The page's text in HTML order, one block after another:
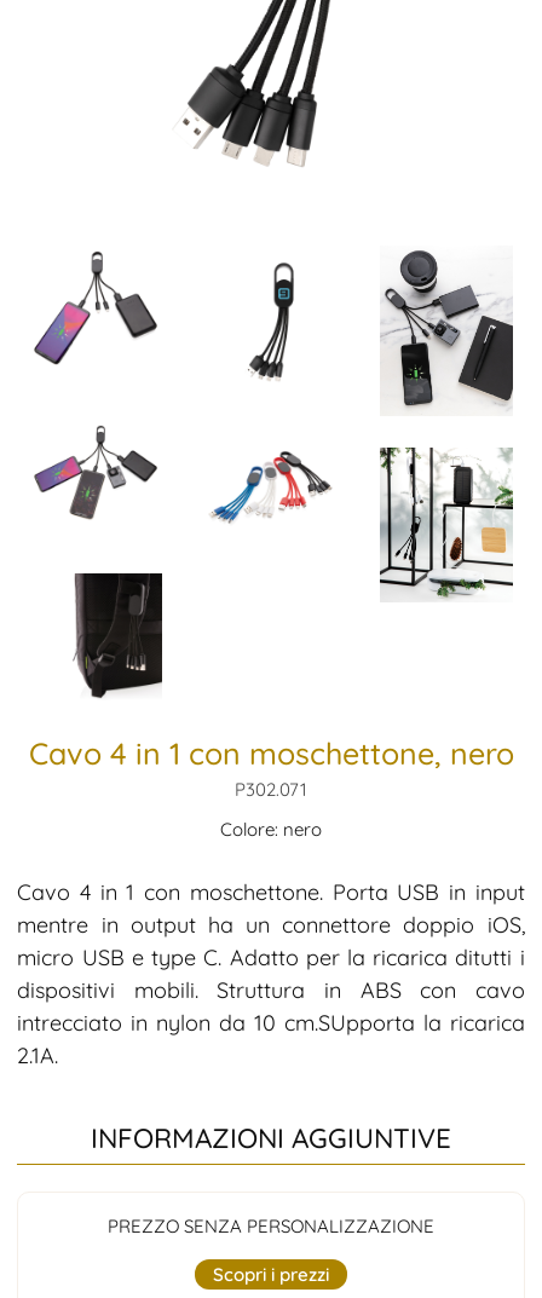
Cavo 4 in 1 con moschettone, nero
P302.071
Colore: nero
Cavo 4 in 1 con moschettone. Porta USB in input
mentre in output ha un connettore doppio iOS,
micro USB e type C. Adatto per la ricarica ditutti i
dispositivi mobili. Struttura in ABS con cavo
intrecciato in nylon da 10 cm.SUpporta la ricarica
2.1A.
INFORMAZIONI AGGIUNTIVE
PREZZO SENZA PERSONALIZZAZIONE
Scopri i prezzi